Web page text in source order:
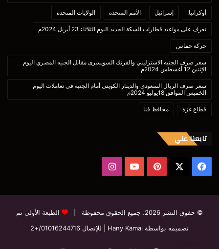
أوكرانيا: إسرائيل الأمم المتحدة الولايات المتحدة
تعرف على مواعيد قطارات السكة الحديد اليوم الثلاثاء 23 أبريل 2024م
حركة حماس
سعر صرف الجنيه الاسترليني والفرنك السويسرى مقابل الجنيه المصري اليوم
الإثنين 12 أغسطس 2024م
سعر صرف الريال السعودي والدينار الكويتى أمام الجنيه فى تعاملات اليوم
الخميس الموافق 18يوليو 2024م
قطاع غزة محافظ قنا
تابعنا علي
فيسبوك بينتيريست‫YouTube
© حقوق النشر 2026، جميع الحقوق محفوظة |
الطبعة الأولى تم
تصميمه بواسطة Hany Kamal
| للإتصال 01016244716/+2